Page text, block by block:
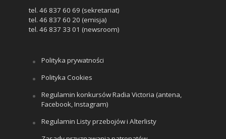
tel. 46 837 60 69 (sekretariat)
tel. 46 837 60 20 (emisja)
tel. 46 837 33 01 (newsroom)
Polityka prywatności
Polityka Cookies
Regulamin konkursów Radia Victoria (antena,
Facebook, Instagram)
Regulamin Listy przebojów i Alterlisty